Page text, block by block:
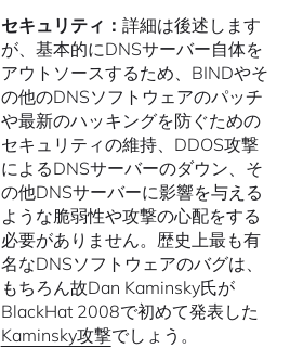
セキュリティ： 詳細は後述します
が、基本的にDNSサーバー自体を
アウトソースするため、BINDやそ
の他のDNSソフトウェアのパッチ
や最新のハッキングを防ぐための
セキュリティの維持、DDOS攻撃
によるDNSサーバーのダウン、そ
の他DNSサーバーに影響を与える
ような脆弱性や攻撃の心配をする
必要がありません。歴史上最も有
名なDNSソフトウェアのバグは、
もちろん故Dan Kaminsky氏が
BlackHat 2008で初めて発表した
Kaminsky攻撃でしょう。